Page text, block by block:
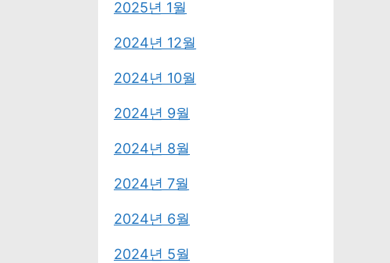
2025년 1월
2024년 12월
2024년 10월
2024년 9월
2024년 8월
2024년 7월
2024년 6월
2024년 5월